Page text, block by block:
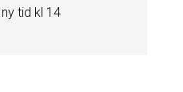
tid kl 14